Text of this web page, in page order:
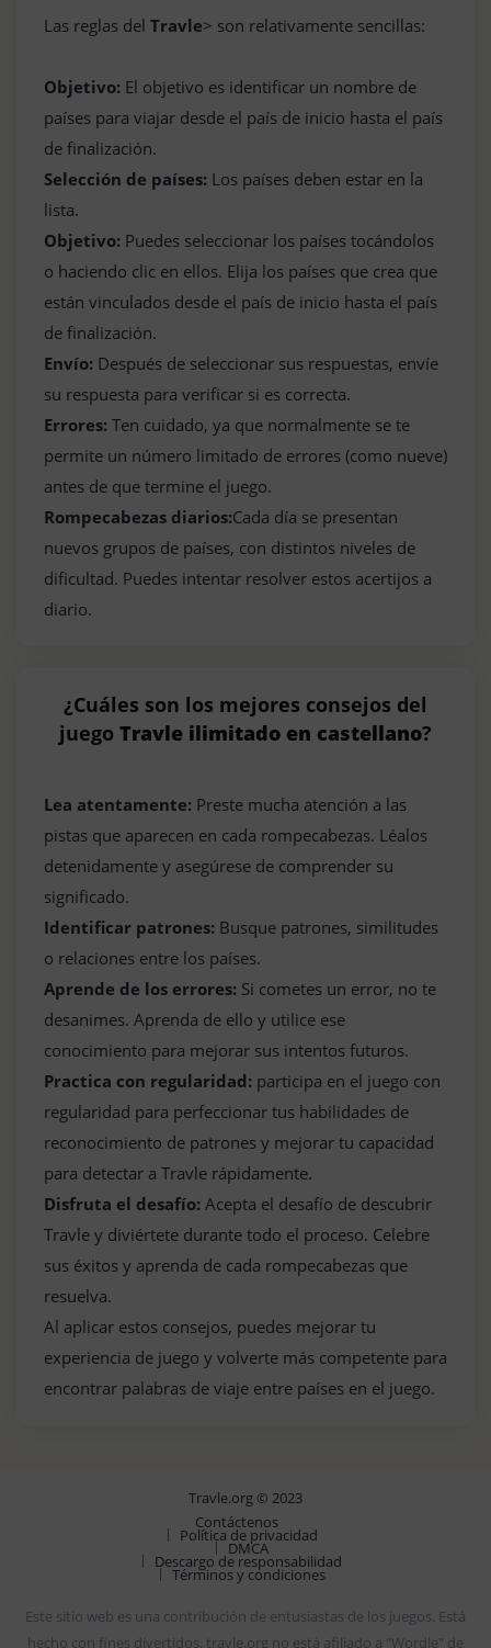
Las reglas del Travle> son relativamente sencillas:
Objetivo: El objetivo es identificar un nombre de
países para viajar desde el país de inicio hasta el país
de finalización.
Selección de países: Los países deben estar en la
lista.
Objetivo: Puedes seleccionar los países tocándolos
o haciendo clic en ellos. Elija los países que crea que
están vinculados desde el país de inicio hasta el país
de finalización.
Envío: Después de seleccionar sus respuestas, envíe
su respuesta para verificar si es correcta.
Errores: Ten cuidado, ya que normalmente se te
permite un número limitado de errores (como nueve)
antes de que termine el juego.
Rompecabezas diarios:Cada día se presentan
nuevos grupos de países, con distintos niveles de
dificultad. Puedes intentar resolver estos acertijos a
diario.
¿Cuáles son los mejores consejos del
juego Travle ilimitado en castellano?
Lea atentamente: Preste mucha atención a las
pistas que aparecen en cada rompecabezas. Léalos
detenidamente y asegúrese de comprender su
significado.
Identificar patrones: Busque patrones, similitudes
o relaciones entre los países.
Aprende de los errores: Si cometes un error, no te
desanimes. Aprenda de ello y utilice ese
conocimiento para mejorar sus intentos futuros.
Practica con regularidad: participa en el juego con
regularidad para perfeccionar tus habilidades de
reconocimiento de patrones y mejorar tu capacidad
para detectar a Travle rápidamente.
Disfruta el desafío: Acepta el desafío de descubrir
Travle y diviértete durante todo el proceso. Celebre
sus éxitos y aprenda de cada rompecabezas que
resuelva.
Al aplicar estos consejos, puedes mejorar tu
experiencia de juego y volverte más competente para
encontrar palabras de viaje entre países en el juego.
Travle.org © 2023
Contáctenos
Política de privacidad
DMCA
Descargo de responsabilidad
Términos y condiciones
Este sitio web es una contribución de entusiastas de los juegos. Está
hecho con fines divertidos. travle.org no está afiliado a "Wordle" de